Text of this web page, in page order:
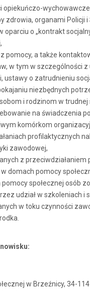
zdrowia, organami
o „kontrakt
a także
w tym w szczególności
ustawy o zatrudnieniu
niezbędnych
i rodzinom w
na świadczenia
komórkom
profilaktycznych
zawodowej,
z
domach pomocy
społecznej osób
udział w szkoleniach i
w toku czynności
w Brzeźnicy, 34-